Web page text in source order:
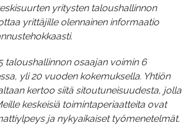
yritysten taloushallinnon
yrittäjille olennainen informaatio
taloushallinnon osaajan voimin 6
yli 20 vuoden kokemuksella. Yhtiön
kertoo siitä sitoutuneisuudesta, jolla
keskeisiä toimintaperiaatteita ovat
ja nykyaikaiset työmenetelmät.